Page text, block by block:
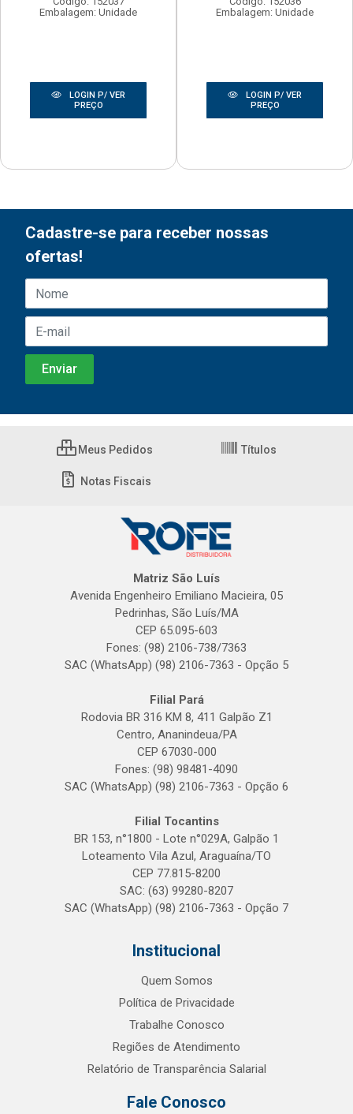
Embalagem: Unidade
LOGIN P/ VER
PREÇO
Embalagem: Unidade
LOGIN P/ VER
PREÇO
Cadastre-se para receber nossas
ofertas!
Meus Pedidos Títulos
Notas Fiscais
Matriz São Luís
Avenida Engenheiro Emiliano Macieira, 05
Pedrinhas, São Luís/MA
CEP 65.095-603
Fones: (98) 2106-738/7363
SAC (WhatsApp) (98) 2106-7363 - Opção 5
Filial Pará
Rodovia BR 316 KM 8, 411 Galpão Z1
Centro, Ananindeua/PA
CEP 67030-000
Fones: (98) 98481-4090
SAC (WhatsApp) (98) 2106-7363 - Opção 6
Filial Tocantins
BR 153, n°1800 - Lote n°029A, Galpão 1
Loteamento Vila Azul, Araguaína/TO
CEP 77.815-8200
SAC: (63) 99280-8207
SAC (WhatsApp) (98) 2106-7363 - Opção 7
Institucional
Quem Somos
Política de Privacidade
Trabalhe Conosco
Regiões de Atendimento
Relatório de Transparência Salarial
Fale Conosco